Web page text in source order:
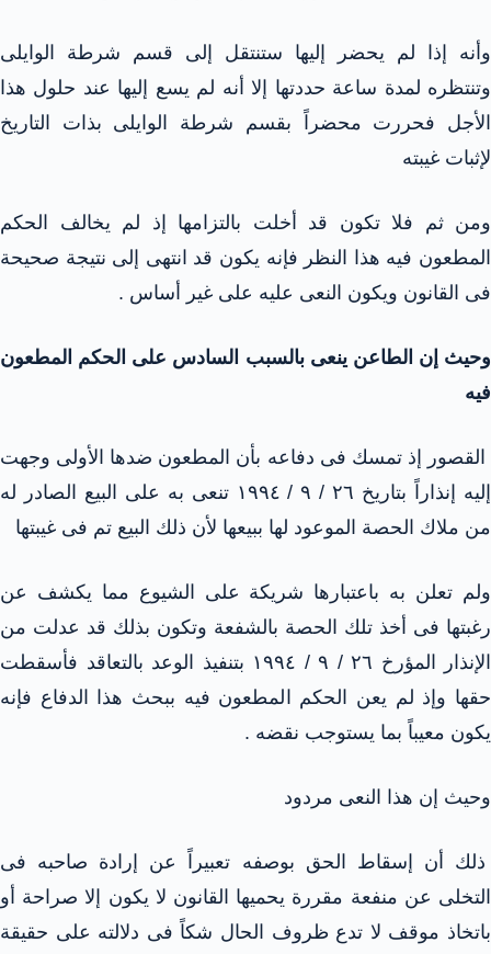
وأنه إذا لم يحضر إليها ستنتقل إلى قسم شرطة الوايلى
وتنتظره لمدة ساعة حددتها إلا أنه لم يسع إليها عند حلول هذا
الأجل فحررت محضراً بقسم شرطة الوايلى بذات التاريخ
لإثبات غيبته
ومن ثم فلا تكون قد أخلت بالتزامها إذ لم يخالف الحكم
المطعون فيه هذا النظر فإنه يكون قد انتهى إلى نتيجة صحيحة
فى القانون ويكون النعى عليه على غير أساس .
وحيث إن الطاعن ينعى بالسبب السادس على الحكم المطعون
فيه
القصور إذ تمسك فى دفاعه بأن المطعون ضدها الأولى وجهت
إليه إنذاراً بتاريخ ٢٦ / ٩ / ١٩٩٤ تنعى به على البيع الصادر له
من ملاك الحصة الموعود لها ببيعها لأن ذلك البيع تم فى غيبتها
ولم تعلن به باعتبارها شريكة على الشيوع مما يكشف عن
رغبتها فى أخذ تلك الحصة بالشفعة وتكون بذلك قد عدلت من
الإنذار المؤرخ ٢٦ / ٩ / ١٩٩٤ بتنفيذ الوعد بالتعاقد فأسقطت
حقها وإذ لم يعن الحكم المطعون فيه ببحث هذا الدفاع فإنه
يكون معيباً بما يستوجب نقضه .
وحيث إن هذا النعى مردود
ذلك أن إسقاط الحق بوصفه تعبيراً عن إرادة صاحبه فى
التخلى عن منفعة مقررة يحميها القانون لا يكون إلا صراحة أو
باتخاذ موقف لا تدع ظروف الحال شكاً فى دلالته على حقيقة